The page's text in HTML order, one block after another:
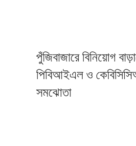
পুঁজিবাজারে বিনিয়োগ
পিবিআইএল ও
সমঝোতা